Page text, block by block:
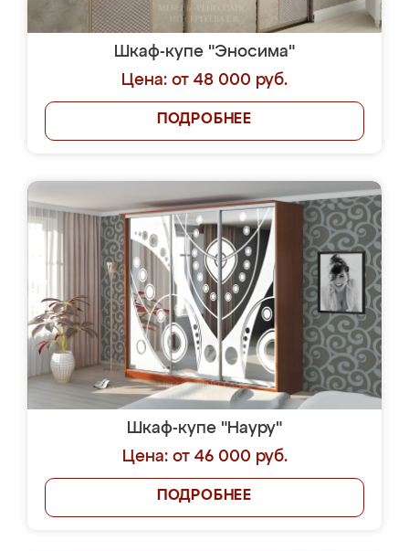
Шкаф-купе "Эносима"
Цена: от 48 000 руб.
ПОДРОБНЕЕ
Шкаф-купе "Науру"
Цена: от 46 000 руб.
ПОДРОБНЕЕ